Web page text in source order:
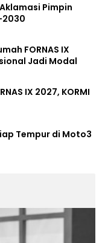
Pimpin
2030
FORNAS IX
Jadi Modal
IX 2027, KORMI
Tempur di Moto3